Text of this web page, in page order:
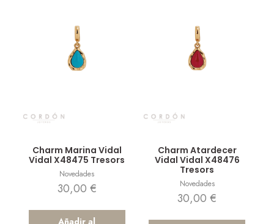
Charm Marina Vidal
Vidal X48475 Tresors
Novedades
30,00 €
Añadir al
Charm Atardecer
Vidal Vidal X48476
Tresors
Novedades
30,00€